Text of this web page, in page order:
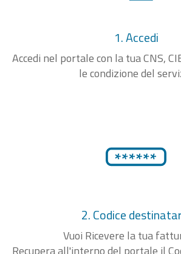
1. Accedi
Accedi nel portale con la tua CNS,
le condizione del
2. Codice
Vuoi Ricevere la tua
Recupera all'interno del portale il